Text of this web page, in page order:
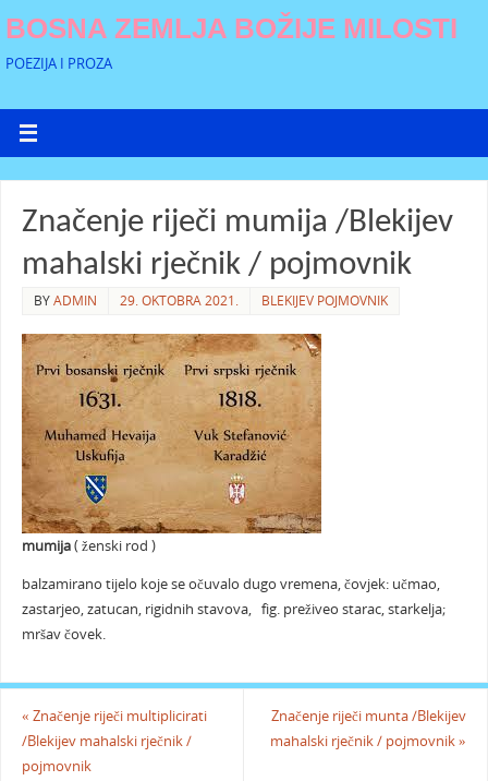
BOSNA ZEMLJA BOŽIJE MILOSTI
POEZIJA I PROZA
Značenje riječi mumija /Blekijev
mahalski rječnik / pojmovnik
BYADMIN 29. OKTOBRA 2021. BLEKIJEV POJMOVNIK
mumija( ženski rod )
balzamirano tijelo koje se očuvalo dugo vremena, čovjek: učmao,
zastarjeo, zatucan, rigidnih stavova, fig. preživeo starac, starkelja;
mršav čovek.
« Značenje riječi multiplicirati
/Blekijev mahalski rječnik /
pojmovnik
Značenje riječi munta /Blekijev
mahalski rječnik / pojmovnik»